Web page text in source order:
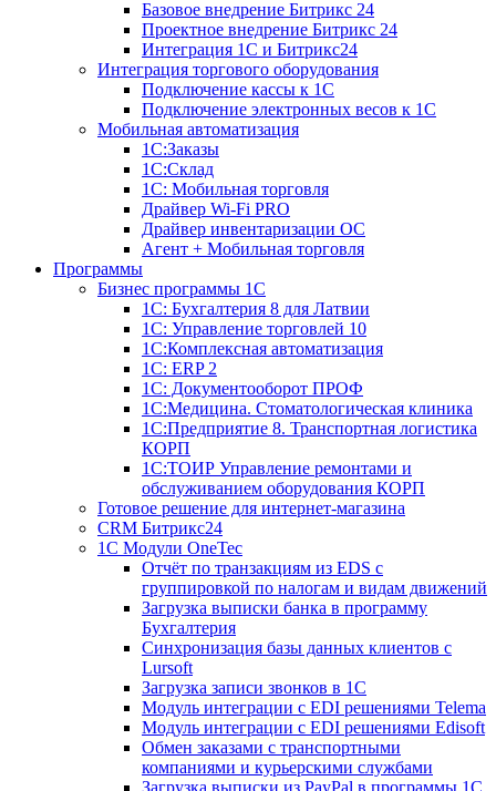
Базовое внедрение Битрикс 24
Проектное внедрение Битрикс 24
Интеграция 1С и Битрикс24
Интеграция торгового оборудования
Подключение кассы к 1С
Подключение электронных весов к 1С
Мобильная автоматизация
1С:Заказы
1С:Склад
1С: Мобильная торговля
Драйвер Wi-Fi PRO
Драйвер инвентаризации ОС
Агент + Мобильная торговля
Программы
Бизнес программы 1С
1С: Бухгалтерия 8 для Латвии
1С: Управление торговлей 10
1C:Комплексная автоматизация
1С: ERP 2
1С: Документооборот ПРОФ
1С:Медицина. Стоматологическая клиника
1С:Предприятие 8. Транспортная логистика
КОРП
1С:ТОИР Управление ремонтами и
обслуживанием оборудования КОРП
Готовое решение для интернет-магазина
CRM Битрикс24
1C Модули OneTec
Отчёт по транзакциям из EDS с
группировкой по налогам и видам движений
Загрузка выписки банка в программу
Бухгалтерия
Синхронизация базы данных клиентов с
Lursoft
Загрузка записи звонков в 1С
Модуль интеграции с EDI решениями Telema
Модуль интеграции с EDI решениями Edisoft
Обмен заказами с транспортными
компаниями и курьерскими службами
Загрузка выписки из PayPal в программы 1C